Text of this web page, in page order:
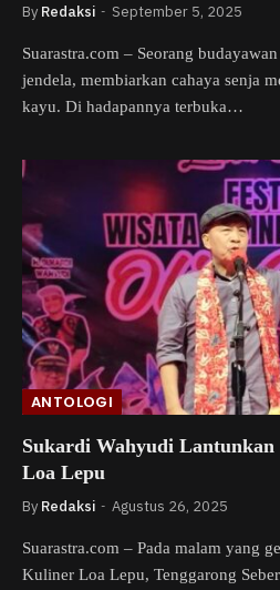
By Redaksi September 5, 2025
Suarastra.com – Seorang
jendela, membiarkan cahaya senja
kayu. Di hadapannya terbuka…
ANTOLOGI
Sukardi Wahyudi Lantunkan
Loa Lepu
By Redaksi Agustus 26, 2025
Suarastra.com – Pada malam yang
Kuliner Loa Lepu, Tenggarong